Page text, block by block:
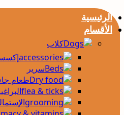
الرئيسية
الأقسام
كلاب
سرير
طعام